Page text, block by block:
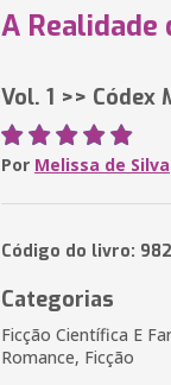
A Realidade
Vol. 1 >> Códex
Por Melissa de Silva
Código do livro:
Categorias
Ficção Científica E
Romance, Ficção